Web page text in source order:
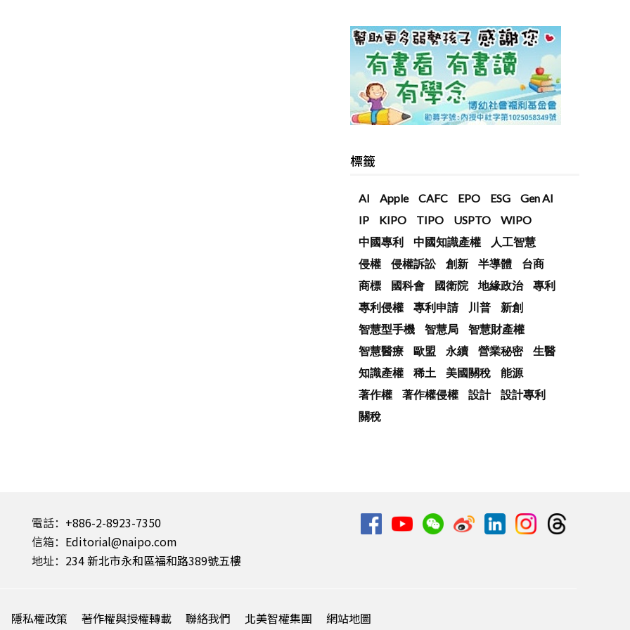
標籤
AI Apple CAFC EPO ESG
Gen AI
IP
KIPO TIPO USPTO
WIPO
中國專利
中國知識產權
人工智慧
侵權
侵權訴訟 創新 半導體
台商
商標
國科會 國衛院 地緣政治
專利
專利侵權
專利申請 川普
新創
智慧型手機
智慧局
智慧財產權
智慧醫療
歐盟 永續 營業秘密
生醫
知識產權
稀土 美國關稅
能源
著作權
著作權侵權 設計
設計專利
關稅
電話： +886-2-8923-7350
信箱： Editorial@naipo.com
地址： 234 新北市永和區福和路389號五樓
隱私權政策 著作權與授權轉載 聯絡我們 北美智權集團 網站地圖